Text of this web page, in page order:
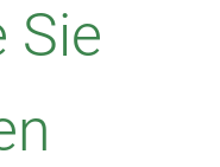
Sie